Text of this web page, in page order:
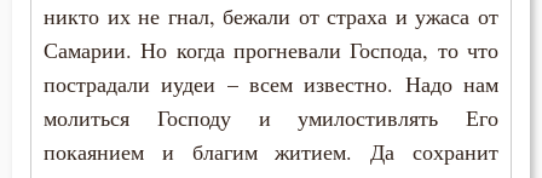
Деньги
Добро
никто их не гнал, бежали от страха и ужаса от
Самарии. Но когда прогневали Господа, то что
пострадали иудеи – всем известно. Надо нам
молиться Господу и умилостивлять Его
покаянием и благим житием. Да сохранит